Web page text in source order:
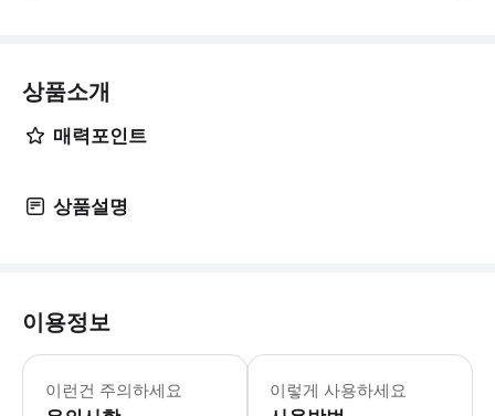
상품소개
매력포인트
상품설명
이용정보
이런건 주의하세요
오사카 시티 패스 (2일권 최종 사용
이렇게 사용하세요